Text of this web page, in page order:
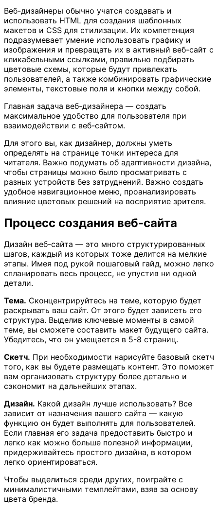
Веб-дизайнеры обычно учатся создавать и
использовать HTML для создания шаблонных
макетов и CSS для стилизации. Их компетенция
подразумевает умение использовать графику и
изображения и превращать их в активный веб-сайт с
кликабельными ссылками, правильно подбирать
цветовые схемы, которые будут привлекать
пользователей, а также комбинировать графические
элементы, текстовые поля и кнопки между собой.
Главная задача веб-дизайнера — создать
максимальное удобство для пользователя при
взаимодействии с веб-сайтом.
Для этого вы, как дизайнер, должны уметь
определять на странице точки интереса для
читателя. Важно подумать об адаптивности дизайна,
чтобы страницы можно было просматривать с
разных устройств без затруднений. Важно создать
удобное навигационное меню, проанализировать
влияние цветовых решений на восприятие зрителя.
Процесс создания веб-сайта
Дизайн веб-сайта — это много структурированных
шагов, каждый из которых тоже делится на мелкие
этапы. Имея под рукой пошаговый гайд, можно легко
спланировать весь процесс, не упустив ни одной
детали.
Тема. Сконцентрируйтесь на теме, которую будет
раскрывать ваш сайт. От этого будет зависеть его
структура. Выделив ключевые моменты в самой
теме, вы сможете составить макет будущего сайта.
Убедитесь, что он умещается в 5-8 страниц.
Скетч. При необходимости нарисуйте базовый скетч
того, как вы будете размещать контент. Это поможет
вам организовать структуру более детально и
сэкономит на дальнейших этапах.
Дизайн. Какой дизайн лучше использовать? Все
зависит от назначения вашего сайта — какую
функцию он будет выполнять для пользователей.
Если главная его задача предоставить быстро и
легко как можно больше полезной информации,
придерживайтесь простого дизайна, в котором
легко ориентироваться.
Чтобы выделиться среди других, поиграйте с
минималистичными темплейтами, взяв за основу
цвета бренда.